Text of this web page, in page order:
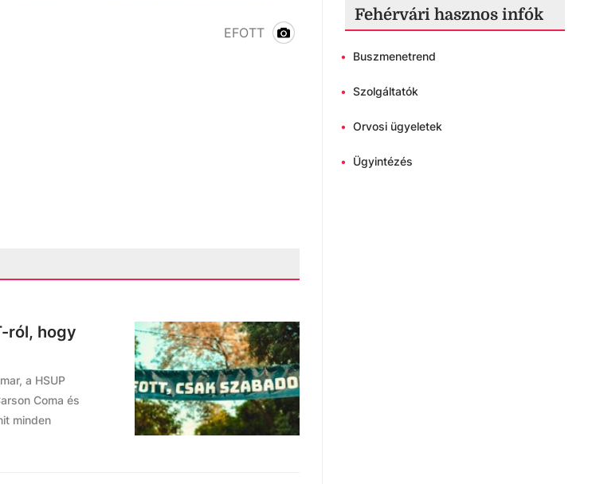
EFOTT
ról, hogy
a HSUP
Coma és
minden
Fehérvári hasznos infók
• Buszmenetrend
• Szolgáltatók
• Orvosi ügyeletek
• Ügyintézés